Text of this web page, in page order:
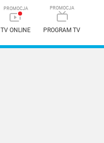
TV ONLINE PROGRAM TV